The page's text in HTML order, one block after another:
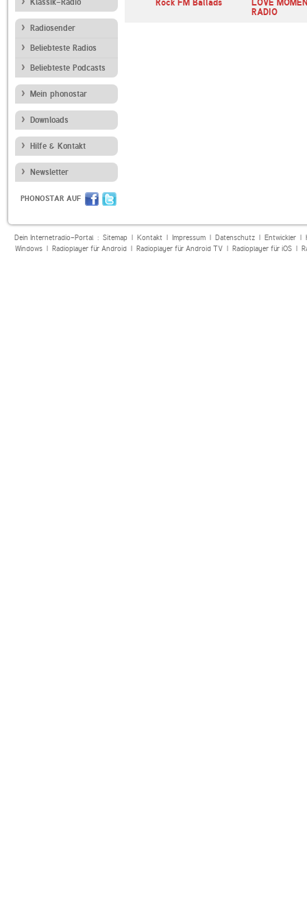
Klassik-Radio
Radiosender
Beliebteste Radios
Beliebteste Podcasts
Mein phonostar
Downloads
Hilfe & Kontakt
Newsletter
PHONOSTAR AUF
Bayern 1 Rock FM Ballads
LOVE
RADIO
Dein Internetradio-Portal : Sitemap| Kontakt| Impressum| Datenschutz| Entwickler|
Windows| Radioplayer für Android| Radioplayer für Android TV| Radioplayer für iOS|